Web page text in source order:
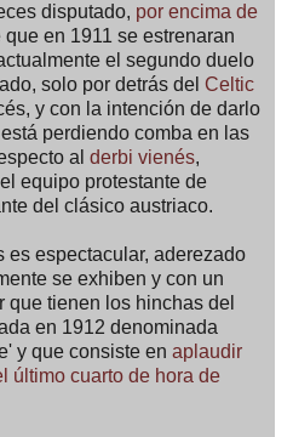
disputado, por encima de
que en 1911 se estrenaran
el segundo duelo
solo por detrás del Celtic
y con la intención de darlo
perdiendo comba en las
al derbi vienés,
equipo protestante de
del clásico austriaco.
es espectacular, aderezado
se exhiben y con un
que tienen los hinchas del
en 1912 denominada
y que consiste en aplaudir
último cuarto de hora de